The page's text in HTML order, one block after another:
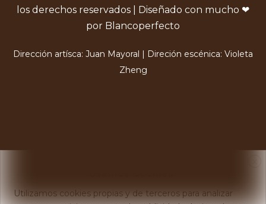
los derechos reservados | Diseñado con mucho ❤
por Blancoperfecto
Dirección artísca: Juan Mayoral | Direción escénica: Violeta
Zheng
Utilizamos cookies propias y de terceros para analizar